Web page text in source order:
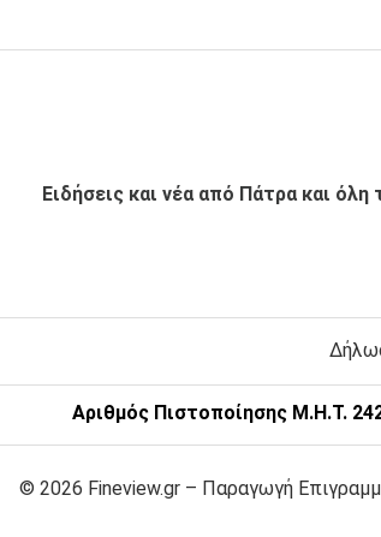
Ειδήσεις και νέα από Πάτρα και
Αριθμός Πιστοποίησης Μ.Η.Τ.
© 2026 Fineview.gr – Παραγωγή